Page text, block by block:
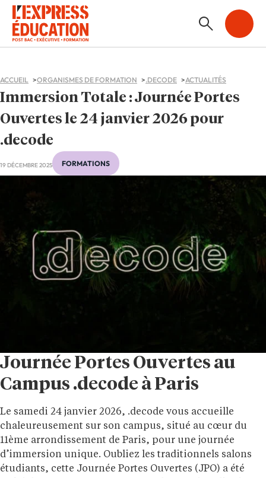
Immersion Totale : Journée Portes
Ouvertes le 24 janvier 2026 pour
.decode
19 DÉCEMBRE 2025 FORMATIONS
ACCUEIL ORGANISMES DE FORMATION .DECODE ACTUALITÉS
Journée Portes Ouvertes au
Campus .decode à Paris
Le samedi 24 janvier 2026, .decode vous accueille
chaleureusement sur son campus, situé au cœur du
11ème arrondissement de Paris, pour une journée
d’immersion unique. Oubliez les traditionnels salons
étudiants, cette Journée Portes Ouvertes (JPO) a été